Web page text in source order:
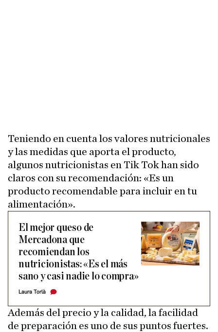
Teniendo en cuenta los valores nutricionales
y las medidas que aporta el producto,
algunos nutricionistas en Tik Tok han sido
claros con su recomendación: «Es un
producto recomendable para incluir en tu
alimentación».
El mejor queso de
Mercadona que
recomiendan los
nutricionistas: «Es el más
sano y casi nadie lo compra»
Laura Torlà
Además del precio y la calidad, la facilidad
de preparación es uno de sus puntos fuertes.